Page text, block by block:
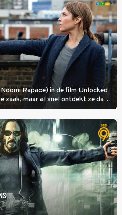
Rapace) in de film Unlocked
zaak, maar al snel ontdekt ze dat
bedoelingen heeft.